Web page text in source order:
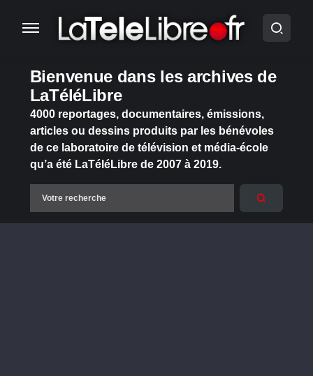
Bienvenue dans les archives de
LaTéléLibre
4000 reportages, documentaires, émissions,
articles ou dessins produits par les bénévoles
de ce laboratoire de télévision et média-école
qu’a été LaTéléLibre de 2007 à 2019.